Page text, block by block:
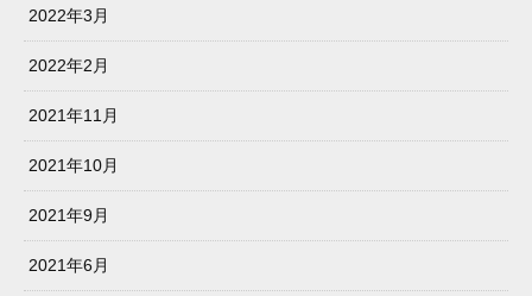
2022年3月
2022年2月
2021年11月
2021年10月
2021年9月
2021年6月